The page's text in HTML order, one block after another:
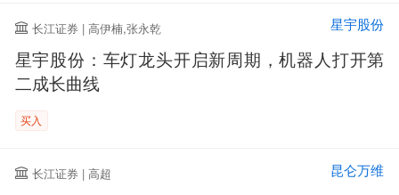
长江证券 | 高伊楠,张永乾 星宇股份
星宇股份：车灯龙头开启新周期，机器人打开第
二成长曲线
买入
长江证券 | 高超 昆仑万维